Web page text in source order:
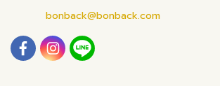
bonback@bonback.com